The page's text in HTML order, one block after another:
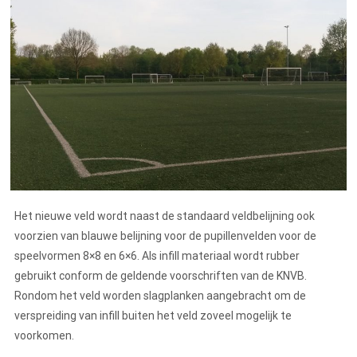
Het nieuwe veld wordt naast de standaard veldbelijning ook
voorzien van blauwe belijning voor de pupillenvelden voor de
speelvormen 8×8 en 6×6. Als infill materiaal wordt rubber
gebruikt conform de geldende voorschriften van de KNVB.
Rondom het veld worden slagplanken aangebracht om de
verspreiding van infill buiten het veld zoveel mogelijk te
voorkomen.